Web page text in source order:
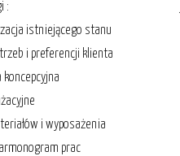
:
istniejącego stanu
i preferencji klienta
koncepcyjna
i wyposażenia
prac